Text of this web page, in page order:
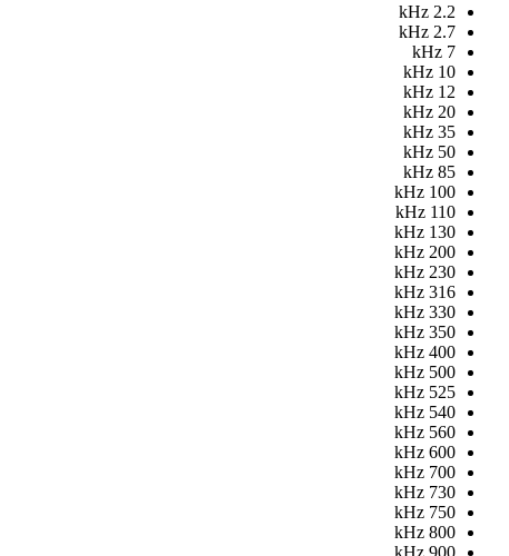
2.2
kHz
2.7
kHz
7
kHz
10
kHz
12
kHz
20
kHz
35
kHz
50
kHz
85
kHz
100
kHz
110
kHz
130
kHz
200
kHz
230
kHz
316
kHz
330
kHz
350
kHz
400
kHz
500
kHz
525
kHz
540
kHz
560
kHz
600
kHz
700
kHz
730
kHz
750
kHz
800
kHz
900
kHz